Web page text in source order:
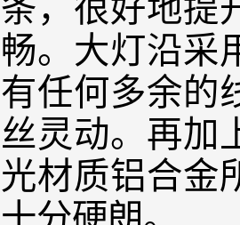
畅。大灯沿采
有任何多余的
丝灵动。再加
光材质铝合金
十分硬朗。